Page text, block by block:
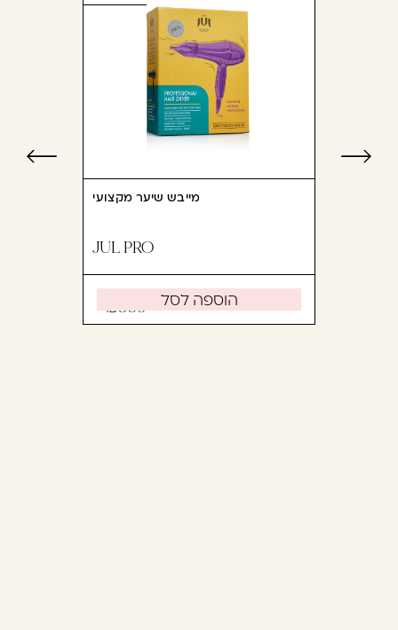
מייבש שיער מקצועי
JUL PRO
350 הוספה לסל